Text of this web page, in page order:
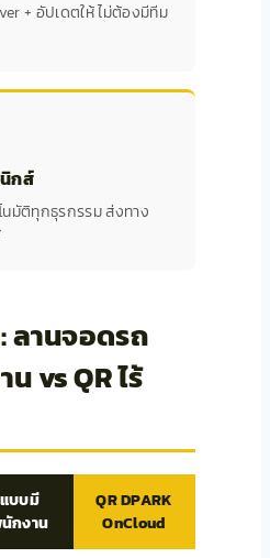
+ อัปเดตให้ ไม่ต้องมีทีม
กส์
มัติทุกธุรกรรม ส่งทาง
ลานจอดรถ
vs QR ไร้
แบบมี
กงาน
QR DPARK
OnCloud